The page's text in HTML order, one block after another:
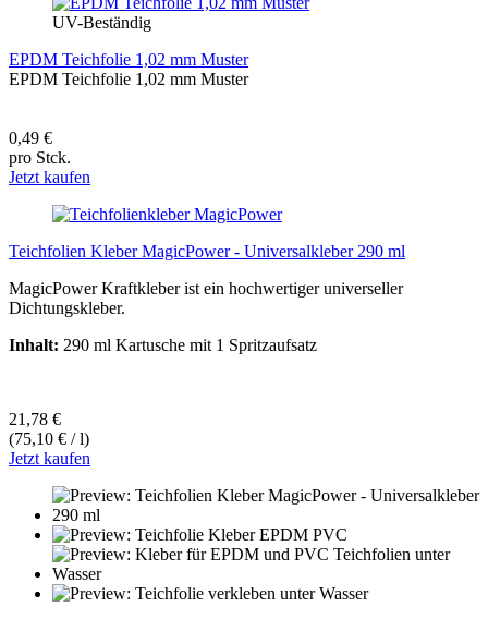
UV-Beständig
EPDM Teichfolie 1,02 mm Muster
EPDM Teichfolie 1,02 mm Muster
0,49 €
pro Stck.
Jetzt kaufen
Teichfolien Kleber MagicPower - Universalkleber 290 ml
MagicPower Kraftkleber ist ein hochwertiger universeller
Dichtungskleber.
Inhalt: 290 ml Kartusche mit 1 Spritzaufsatz
21,78 €
(75,10 € / l)
Jetzt kaufen